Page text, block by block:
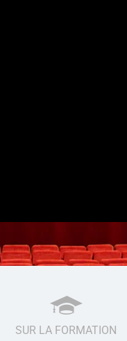
SUR LA FORMATION